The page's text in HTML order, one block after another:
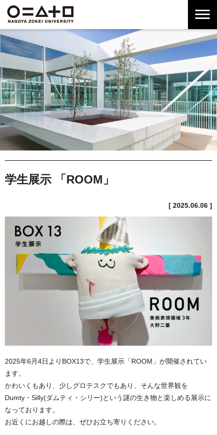
ー
バ
ル
ナ
ビ
ゲ
ー
シ
ョ
へ
へ
カ
ル
ナ
ビ
ゲ
ー
シ
ョ
ン
タ
ー
へ
学生展示 「ROOM」
[ 2025.06.06 ]
2025年6月4日よりBOX13で、学生展示「ROOM」が開催されてい
ます。
かわいくもあり、少しグロテスクでもあり、そんな世界観を
Dumty・Silly(ダムティ・シリー)という謎の生き物と楽しめる展示に
なっております。
お近くにお越しの際は、ぜひお立ち寄りください。